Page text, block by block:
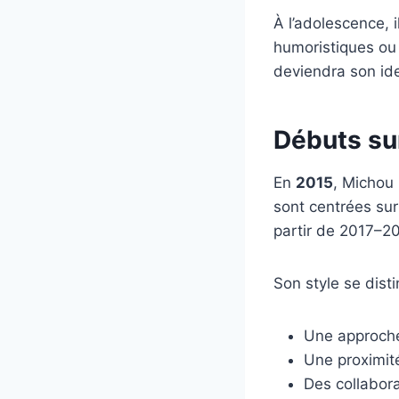
À
humoristiques
deviendra son
Débuts
En 2015,
sont centrées
partir de
Son style se
Une
Une
Des